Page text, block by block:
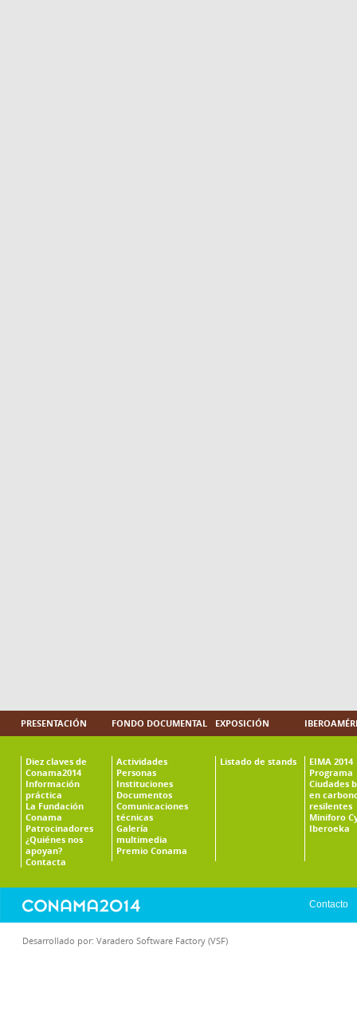
PRESENTACIÓN
Diez claves de
Conama2014
Información
práctica
La Fundación
Conama
Patrocinadores
¿Quiénes nos
apoyan?
Contacta
FONDO DOCUMENTAL
Actividades
Personas
Instituciones
Documentos
Comunicaciones
técnicas
Galería
multimedia
Premio Conama
EXPOSICIÓN
Listado de stands
EIMA 2014
Programa
Ciudades
en
resilentes
Miniforo
Iberoeka
Contacto
Desarrollado por: Varadero Software Factory (VSF)